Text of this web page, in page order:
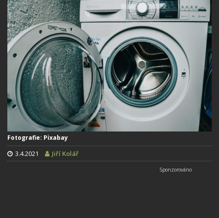
Fotografie: Pixabay
3.4.2021 Jiří Kolář